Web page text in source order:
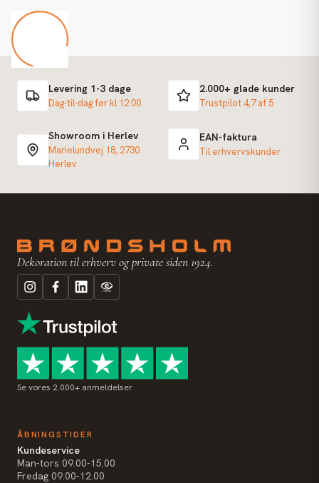
Levering 1-3 dage
Dag-til-dag før kl 12:00
2.000+ glade kunder
Trustpilot 4,7 af 5
Showroom i Herlev
Marielundvej 18, 2730
Herlev
EAN-faktura
Til erhvervskunder
Dekoration til erhverv og private siden 1924.
Se vores 2.000+ anmeldelser
ÅBNINGSTIDER
Kundeservice
Man-tors 09.00-15.00
Fredag 09.00-12.00